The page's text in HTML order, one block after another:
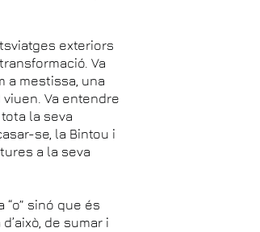
exteriors
Va
a mestissa, una
Va entendre
la seva
se, la Bintou i
a la seva
“o” sinó que és
de sumar i